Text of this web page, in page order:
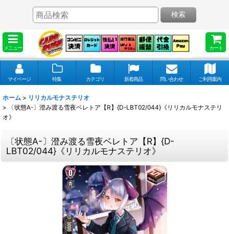
メニュー カート
検索
マイページ 特集 カテゴリ 新着商品 問い合わせ ご利用案内
ホーム > リリカルモナステリオ
>
〔状態A-〕澄み渡る雪夜ベレトア【R】{D-LBT02/044}《リリカルモナステリ
オ》
〔状態A-〕澄み渡る雪夜ベレトア【R】{D-
LBT02/044}《リリカルモナステリオ》